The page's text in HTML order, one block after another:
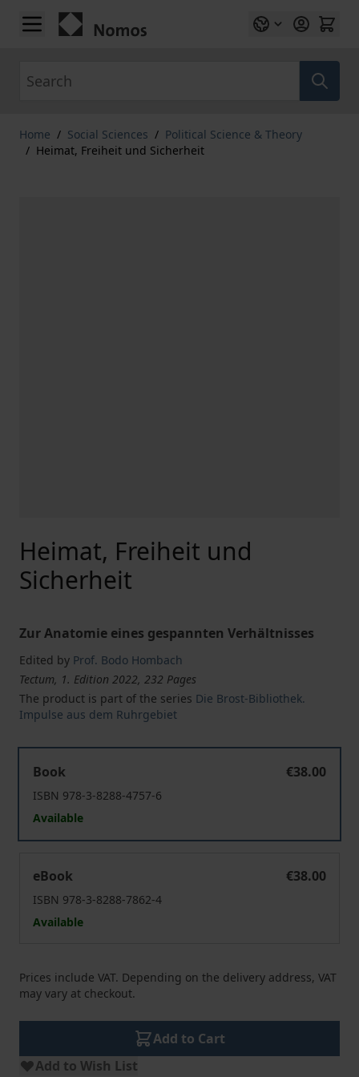
Skip to Content
Home / Social Sciences / Political Science & Theory
/ Heimat, Freiheit und Sicherheit
Heimat, Freiheit und
Sicherheit
Zur Anatomie eines gespannten Verhältnisses
Edited by Prof. Bodo Hombach
Tectum, 1. Edition 2022, 232 Pages
The product is part of the series Die Brost-Bibliothek.
Impulse aus dem Ruhrgebiet
Book
€38.00
ISBN 978-3-8288-4757-6
Available
eBook
€38.00
ISBN 978-3-8288-7862-4
Available
Prices include VAT. Depending on the delivery address, VAT
may vary at checkout.
Add to Cart
Add to Wish List